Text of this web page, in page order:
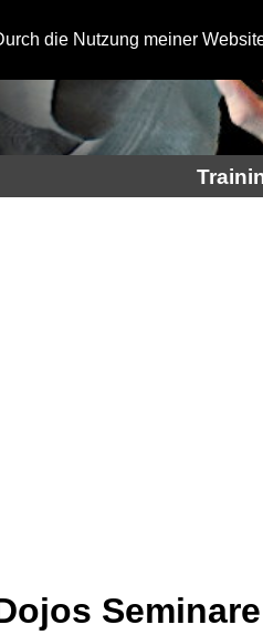
die Nutzung meiner
Seminare